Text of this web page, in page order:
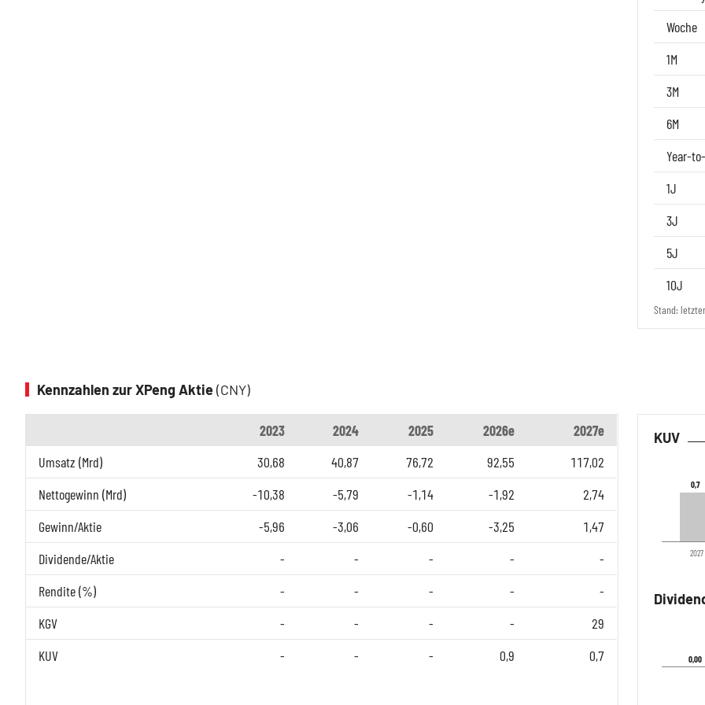
Woche
1M
3M
6M
Year-
1J
3J
5J
10J
Stand:
Kennzahlen zur XPeng Aktie(CNY)
2023 2024 2025 2026e
2027e
Umsatz (Mrd)
30,68 40,87 76,72 92,55
117,02
Nettogewinn (Mrd)
-10,38 -5,79 -1,14 -1,92
2,74
Gewinn/Aktie
-5,96 -3,06 -0,60 -3,25
1,47
Dividende/Aktie
- - - -
-
Rendite (%)
- - - -
-
KGV
- - - -
29
KUV
- - - 0,9 0,7
KUV
0,7
0,7
2027
0,00
0,00